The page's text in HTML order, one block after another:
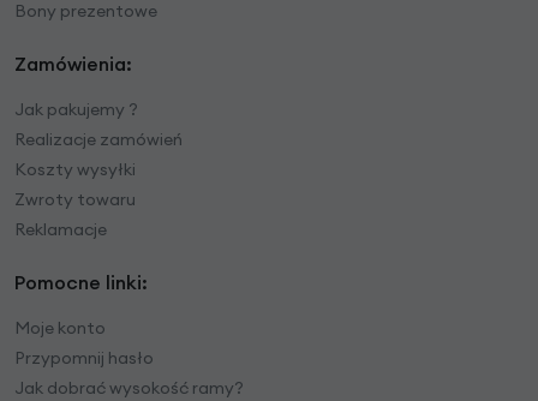
Bony prezentowe
Zamówienia:
Jak pakujemy ?
Realizacje zamówień
Koszty wysyłki
Zwroty towaru
Reklamacje
Pomocne linki:
Moje konto
Przypomnij hasło
Jak dobrać wysokość ramy?